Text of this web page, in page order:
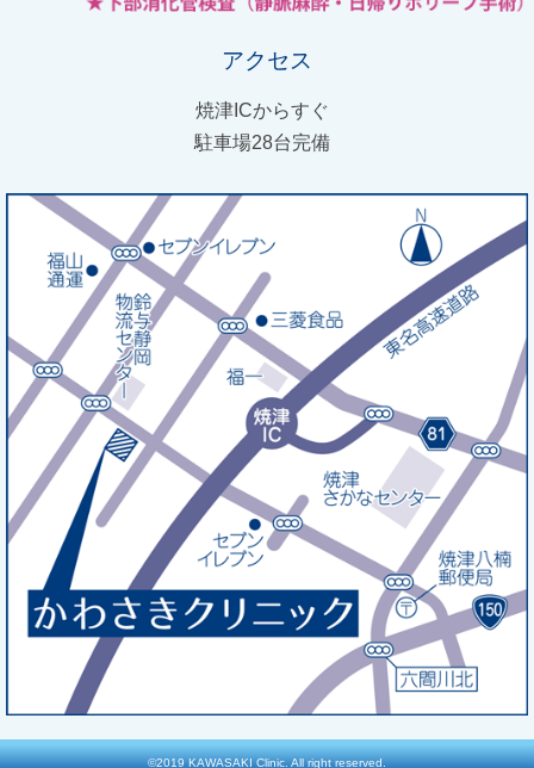
アクセス
焼津ICからすぐ
駐車場28台完備
©2019 KAWASAKI Clinic. All right reserved.